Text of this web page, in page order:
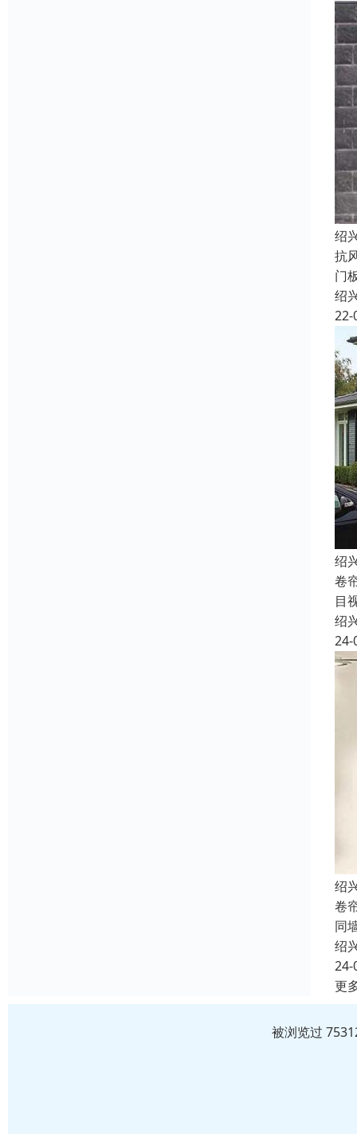
绍
抗
门
绍
22-
绍
卷
目
绍
24-
绍
卷
同
绍
24-
更
被浏览过